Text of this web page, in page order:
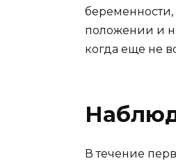
положении и
когда еще не
В течение